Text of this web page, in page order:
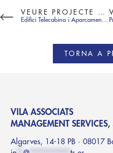
TORNA A
VEURE PROJECTE ANTERIOR
Edifici Telecabina i Aparcament Funicamp
VILA ASSOCIATS
MANAGEMENT SERVICES,
Algarves, 14-18 PB · 08017